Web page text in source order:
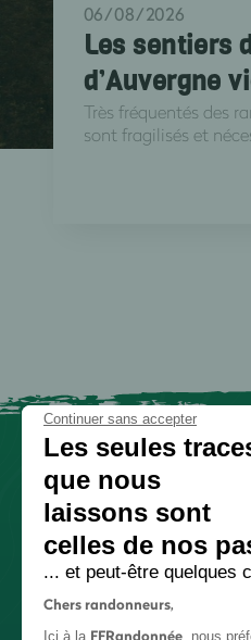
06/08/2026
Les sentiers
d’Auvergne
Très fréquentés des
sont fragilisés et
Continuer sans accepter
Les seules
que nous
laissons sont
celles de nos
... et peut-être quelques
Chers randonneurs,
Ici à la FFRandonnée , nous